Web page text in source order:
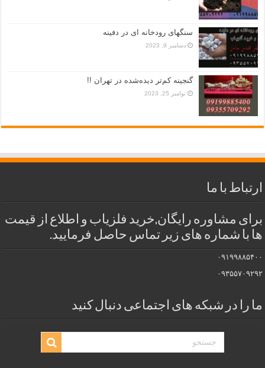
سنگهای رودخانه ای در دفینه
دسامبر 9, 2023
گنجینه کم‌تر دیده‌شده در تهران !!
نوامبر 25, 2023
ارتباط با ما
برای مشاوره رایگان,خرید فلزیاب و اطلاع از قیمت
ها با شماره های زیر تماس حاصل فرمایید.
۰۹۱۹۹۸۸۵۴۰۰
۰۹۳۵۵۷۰۹۲۹۲
ما را در شبکه های اجتماعی دنبال کنید